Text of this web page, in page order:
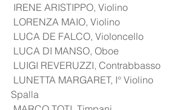
IRENE ARISTIPPO, Violino
LORENZA MAIO, Violino
LUCA DE FALCO, Violoncello
LUCA DI MANSO, Oboe
LUIGI REVERUZZI, Contrabbasso
Spalla